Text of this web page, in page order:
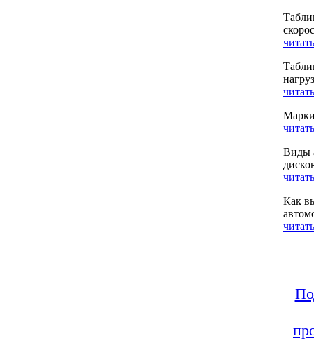
Виды
Как